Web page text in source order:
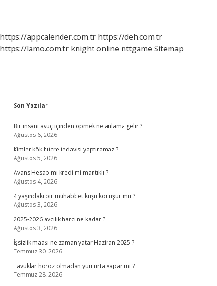
https://appcalender.com.tr https://deh.com.tr
https://lamo.com.tr knight online nttgame Sitemap
Sidebar
Son Yazılar
Bir insanı avuç içinden öpmek ne anlama gelir ?
Ağustos 6, 2026
Kimler kök hücre tedavisi yaptıramaz ?
Ağustos 5, 2026
Avans Hesap mı kredi mi mantıklı ?
Ağustos 4, 2026
4 yaşındaki bir muhabbet kuşu konuşur mu ?
Ağustos 3, 2026
2025-2026 avcılık harcı ne kadar ?
Ağustos 3, 2026
İşsizlik maaşı ne zaman yatar Haziran 2025 ?
Temmuz 30, 2026
Tavuklar horoz olmadan yumurta yapar mı ?
Temmuz 28, 2026